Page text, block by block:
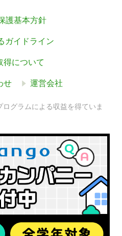
護基本方針
ガイドライン
得について
せ 運営会社
グラムによる収益を得ていま